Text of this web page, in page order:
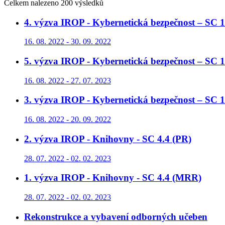
Celkem nalezeno 200 výsledků
4. výzva IROP - Kybernetická bezpečnost – SC
16. 08. 2022 - 30. 09. 2022
5. výzva IROP - Kybernetická bezpečnost – SC
16. 08. 2022 - 27. 07. 2023
3. výzva IROP - Kybernetická bezpečnost – SC
16. 08. 2022 - 20. 09. 2022
2. výzva IROP - Knihovny - SC 4.4 (PR)
28. 07. 2022 - 02. 02. 2023
1. výzva IROP - Knihovny - SC 4.4 (MRR)
28. 07. 2022 - 02. 02. 2023
Rekonstrukce a vybavení odborných učeben